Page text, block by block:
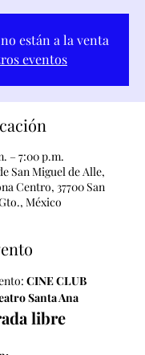
están a la venta
eventos
– 7:00 p.m.
San Miguel de Alle,
Centro, 37700 San
México
CINE CLUB
Santa Ana
libre